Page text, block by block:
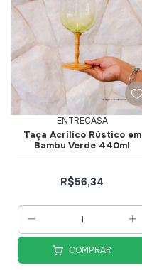
ENTRECASA
Taça Acrílico Rústico em
Bambu Verde 440ml
R$56,34
COMPRAR